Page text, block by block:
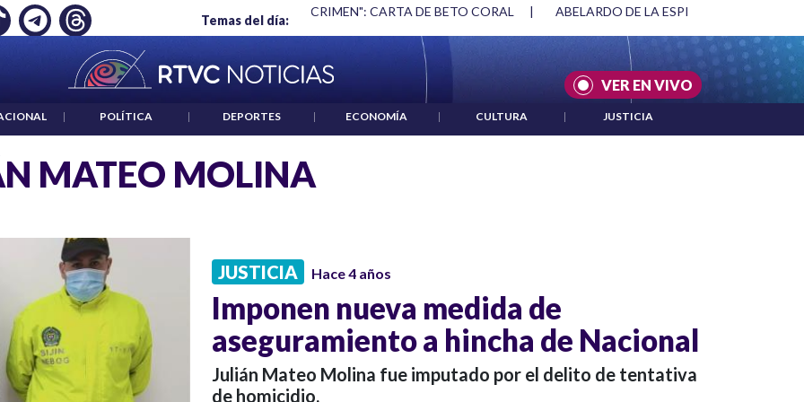
Temas del día:
EMPLEO: JP MORGAN "HABLAR NO ES UN CRIMEN": CARTA DE BETO CORAL | ABELARDO DE LA ESPRIELLA Y DMG
VER EN VIVO
| POLÍTICA | DEPORTES | ECONOMÍA | CULTURA | JUSTICIA
MATEO MOLINA
JUSTICIA Hace 4 años
Imponen nueva medida de
aseguramiento a hincha de Nacional
Julián Mateo Molina fue imputado por el delito de tentativa
de homicidio.